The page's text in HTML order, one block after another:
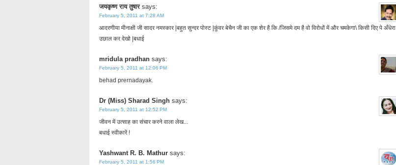
जयकृष्ण राय तुषार says:
February 5, 2011 at 7:28 AM
आदरणीया मीनाक्षी जी सादर नमस्कार |बहुत सुन्दर पोस्ट |कुंवर बेचैन जी का एक शेर है कि /जिसमे दम है वो विरोधों में और चमकेगा\ किसी दिए पे अँधेरा
उछाल कर देखो |बधाई
mridula pradhan says:
February 5, 2011 at 12:06 PM
behad prernadayak.
Dr (Miss) Sharad Singh says:
February 5, 2011 at 12:52 PM
जीवन में उत्साह का संचार करने वाला लेख...
बधाई स्वीकारें !
Yashwant R. B. Mathur says:
February 5, 2011 at 1:56 PM